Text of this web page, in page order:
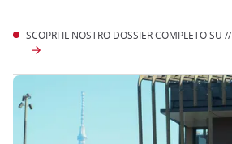
SCOPRI IL NOSTRO DOSSIER COMPLETO SU //